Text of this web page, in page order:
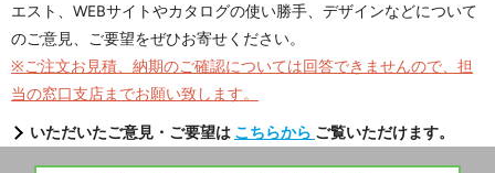
エスト、WEBサイトやカタログの使い勝手、デザインなどについて
のご意見、ご要望をぜひお寄せください。
※ご注文お見積、納期のご確認については回答できませんので、担
当の窓口支店までお願い致します。
いただいたご意見・ご要望は こちらから ご覧いただけます。